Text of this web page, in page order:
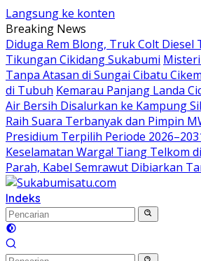
Langsung ke konten
Breaking News
Diduga Rem Blong, Truk Colt Diesel
Tikungan Cikidang Sukabumi
Tanpa Atasan di Sungai Cibatu
di Tubuh Kemarau Panjang Landa
Air Bersih Disalurkan ke Kampung
Raih Suara Terbanyak dan Pimpin
Presidium Terpilih Periode
Keselamatan Warga! Tiang Telkom
Parah, Kabel Semrawut Dibiarkan
Indeks